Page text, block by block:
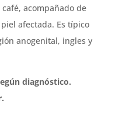
acompañado de
afectada. Es típico
anogenital, ingles y
diagnóstico.